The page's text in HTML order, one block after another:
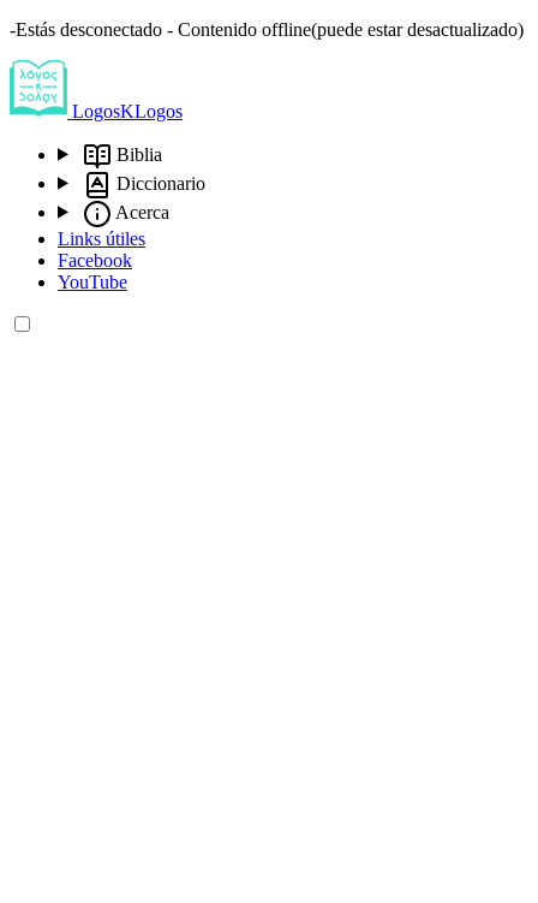
-Estás desconectado - Contenido offline(puede estar desactualizado)
LogosKLogos
Biblia
Diccionario
Acerca
Links útiles
Facebook
YouTube